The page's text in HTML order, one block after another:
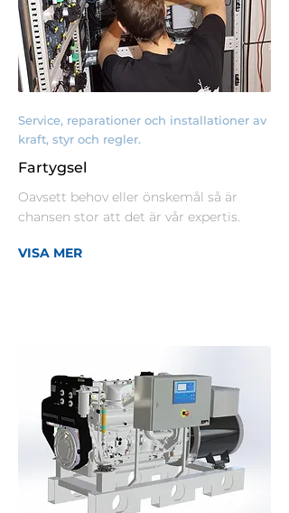
Service, reparationer och installationer av
kraft, styr och regler.
Fartygsel
Oavsett behov eller önskemål så är
chansen stor att det är vår expertis.
VISA MER